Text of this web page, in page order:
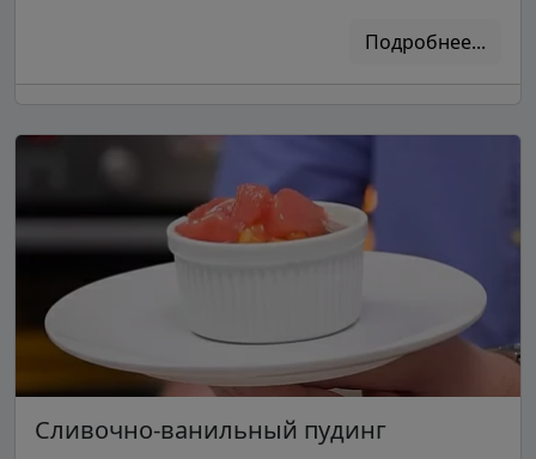
Подробнее...
Сливочно-ванильный пудинг